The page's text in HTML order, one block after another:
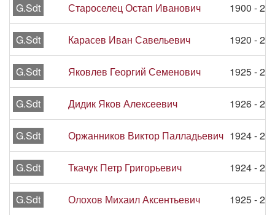
G.Sdt Староселец Остап Иванович 1900 -
G.Sdt Карасев Иван Савельевич 1920 -
G.Sdt Яковлев Георгий Семенович 1925 -
G.Sdt Дидик Яков Алексеевич 1926 -
G.Sdt Оржанников Виктор Палладьевич 1924 -
G.Sdt Ткачук Петр Григорьевич 1924 -
G.Sdt Олохов Михаил Аксентьевич 1925 -